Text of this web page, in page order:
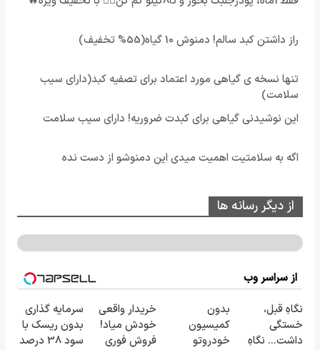
راز داشتن کبد سالم! دمنوش 10 گیاه(55% تخفیف)
تنها نسخه ی گیاهی مورد اعتماد برای تصفیه کبد(دارای سیب
سلامت)
این نوشیدنی گیاهی برای کبدت ضروریه! دارای سیب سلامت
اگه به سلامتیت اهمیت میدی این دمنوشو از دست نده
از دیگر رسانه ها
از سراسر وب
نگاهِ قبل،
خستگی
داشت... نگاهِ
بدون
کمیسیون
خودروتو
خریدار واقعی
خودش میاد!
فروش فوری
سرمایه گذاری
بدون ریسک با
سود 38 درصد